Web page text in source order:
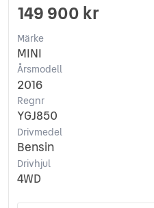
149 900 kr
Märke
MINI
Årsmodell
2016
Regnr
YGJ850
Drivmedel
Bensin
Drivhjul
4WD